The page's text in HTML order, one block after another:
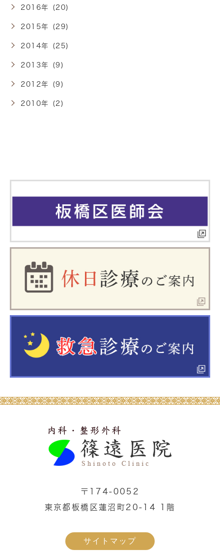
2016年 (20)
2015年 (29)
2014年 (25)
2013年 (9)
2012年 (9)
2010年 (2)
〒174-0052
東京都板橋区蓮沼町20-14 1階
サイトマップ